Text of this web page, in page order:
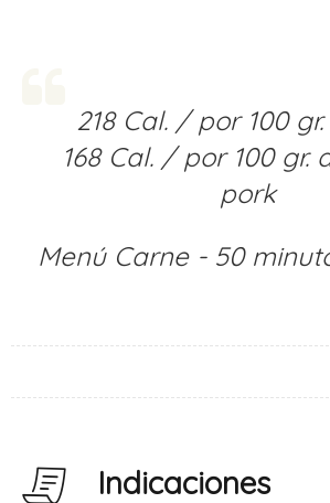
218 Cal. / por 100
168 Cal. / por 100 gr.
pork
Menú Carne - 50
Indicaciones